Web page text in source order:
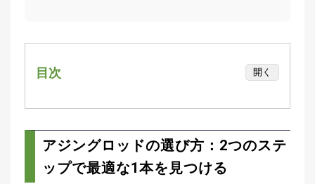
目次 開く
Step 1. まずは「どこで釣るか」から最適な
長さと硬さを選ぶ
Step 2. さらにこだわる！知っておきたい3つ
アジングロッドの選び方：2つのステ
ップで最適な1本を見つける
め
釣
具
›